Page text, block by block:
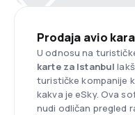
Prodaja avio
U odnosu na
karte za Istanbul
turističke kompanije
kakva je eSky. Ova
nudi odličan pregled